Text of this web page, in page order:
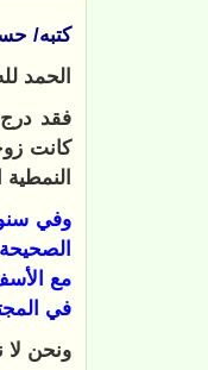
كتبه/
الحمد
فقد
كانت
وفي
مع
في
ونحن لا